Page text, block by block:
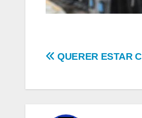
Navegación
QUERER ESTAR